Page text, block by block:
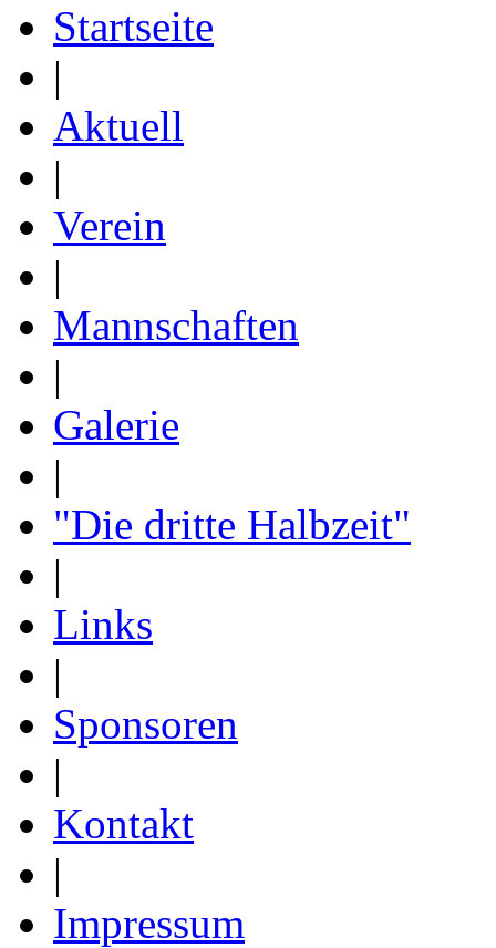
Startseite
|
Aktuell
|
Verein
|
Mannschaften
|
Galerie
|
"Die dritte Halbzeit"
|
Links
|
Sponsoren
|
Kontakt
|
Impressum